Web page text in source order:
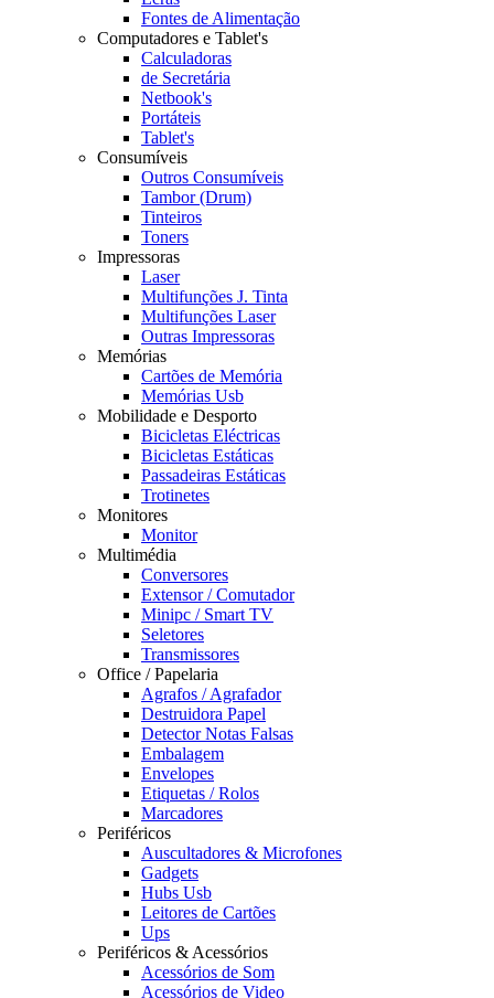
Fontes de Alimentação
Computadores e Tablet's
Calculadoras
de Secretária
Netbook's
Portáteis
Tablet's
Consumíveis
Outros Consumíveis
Tambor (Drum)
Tinteiros
Toners
Impressoras
Laser
Multifunções J. Tinta
Multifunções Laser
Outras Impressoras
Memórias
Cartões de Memória
Memórias Usb
Mobilidade e Desporto
Bicicletas Eléctricas
Bicicletas Estáticas
Passadeiras Estáticas
Trotinetes
Monitores
Monitor
Multimédia
Conversores
Extensor / Comutador
Minipc / Smart TV
Seletores
Transmissores
Office / Papelaria
Agrafos / Agrafador
Destruidora Papel
Detector Notas Falsas
Embalagem
Envelopes
Etiquetas / Rolos
Marcadores
Periféricos
Auscultadores & Microfones
Gadgets
Hubs Usb
Leitores de Cartões
Ups
Periféricos & Acessórios
Acessórios de Som
Acessórios de Video